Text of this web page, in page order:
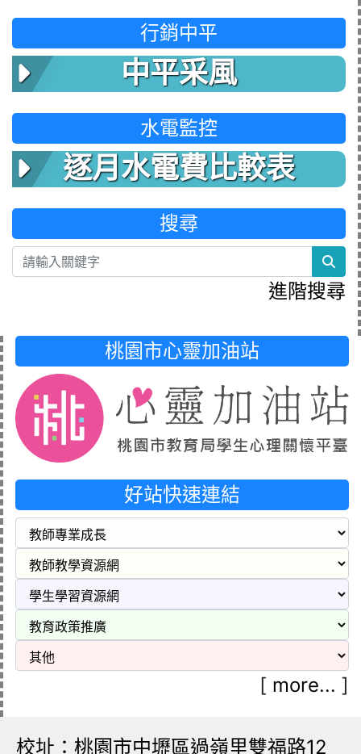
行銷中平
中平采風
水電監控
逐月水電費比較表
搜尋
進階搜尋
桃園市心靈加油站
好站快速連結
[ more... ]
校址：桃園市中壢區過嶺里雙福路12